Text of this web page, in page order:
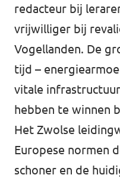
Enschede
Hengelo
Zwolle
redacteur bij
vrijwilliger bij
Vogellanden. De
tijd –
vitale
hebben te winnen
Het Zwolse
Europese normen
schoner en de